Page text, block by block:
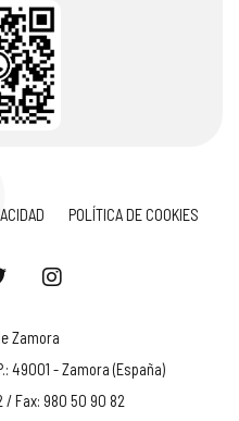
POLÍTICA DE COOKIES
Zamora
49001 - Zamora (España)
/ Fax: 980 50 90 82